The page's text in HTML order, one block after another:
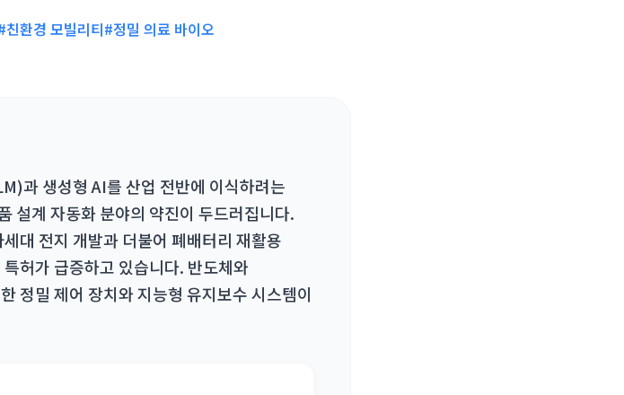
친환경 모빌리티#정밀 의료 바이오
과 생성형 AI를 산업 전반에 이식하려는
설계 자동화 분야의 약진이 두드러집니다.
대 전지 개발과 더불어 폐배터리 재활용
허가 급증하고 있습니다. 반도체와
정밀 제어 장치와 지능형 유지보수 시스템이